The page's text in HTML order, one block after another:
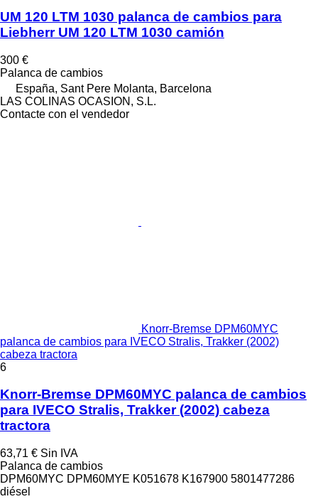
UM 120 LTM 1030 palanca de cambios para
Liebherr UM 120 LTM 1030 camión
300 €
Palanca de cambios
España, Sant Pere Molanta, Barcelona
LAS COLINAS OCASION, S.L.
Contacte con el vendedor
Knorr-Bremse DPM60MYC
palanca de cambios para IVECO Stralis, Trakker (2002)
cabeza tractora
6
Knorr-Bremse DPM60MYC palanca de cambios
para IVECO Stralis, Trakker (2002) cabeza
tractora
63,71 € Sin IVA
Palanca de cambios
DPM60MYC DPM60MYE K051678 K167900 5801477286
diésel